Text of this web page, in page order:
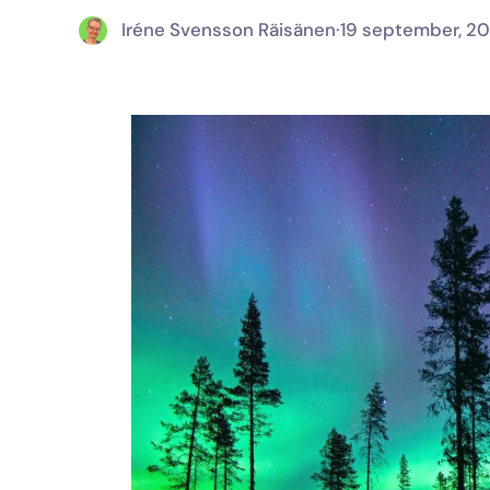
Iréne Svensson Räisänen·19 september,